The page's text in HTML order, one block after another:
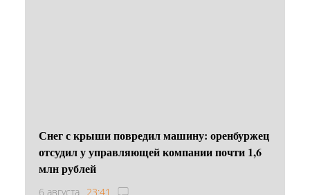
Снег с крыши повредил машину: оренбуржец
отсудил у управляющей компании почти 1,6
млн рублей
6 августа 23:41